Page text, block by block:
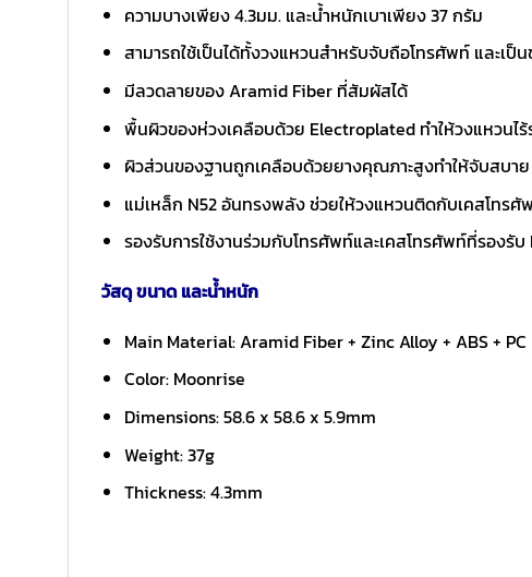
ความบางเพียง 4.3มม. และน้ำหนักเบาเพียง 37 กรัม
สามารถใช้เป็นได้ทั้งวงแหวนสำหรับจับถือโทรศัพท์ และเ
มีลวดลายของ Aramid Fiber ที่สัมผัสได้
พื้นผิวของห่วงเคลือบด้วย Electroplated ทำให้วงแหวนไร้
ผิวส่วนของฐานถูกเคลือบด้วยยางคุณภาะสูงทำให้จับสบาย
แม่เหล็ก N52 อันทรงพลัง ช่วยให้วงแหวนติดกับเคสโทรศั
รองรับการใช้งานร่วมกับโทรศัพท์และเคสโทรศัพท์ที่รองรั
วัสดุ ขนาด และน้ำหนัก
Main Material: Aramid Fiber + Zinc Alloy + ABS + PC
Color: Moonrise
Dimensions: 58.6 x 58.6 x 5.9mm
Weight: 37g
Thickness: 4.3mm